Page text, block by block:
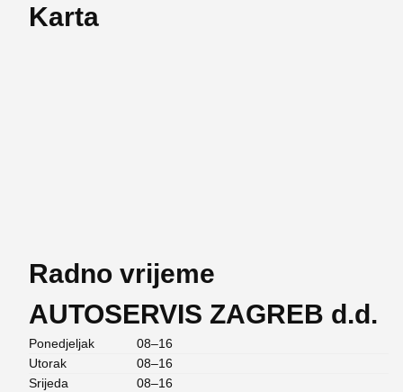
Karta
Radno vrijeme
AUTOSERVIS ZAGREB d.d.
Ponedjeljak
08–16
Utorak
08–16
Srijeda
08–16